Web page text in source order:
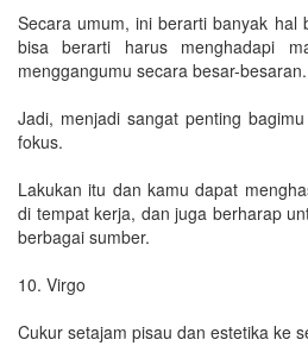
Secara umum, ini berarti banyak hal
bisa berarti harus menghadapi
menggangumu secara besar-besaran.
Jadi, menjadi sangat penting
fokus.
Lakukan itu dan kamu dapat
di tempat kerja, dan juga berharap
berbagai sumber.
10. Virgo
Cukur setajam pisau dan estetika ke